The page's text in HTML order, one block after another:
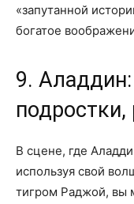
«запутанной
богатое
9.
подростки,
В сцене, где
используя свой
тигром Раджой, вы